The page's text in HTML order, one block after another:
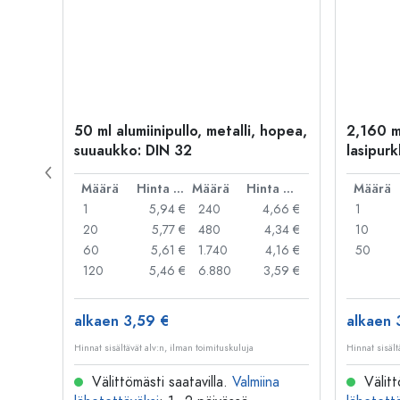
50 ml alumiinipullo, metalli, hopea,
suuaukko: DIN 32
Määrä Hinta per kpl Määrä
Hinta per kpl
1
5,94 €
20
5,77 €
60
5,61 €
120
5,46 €
240
4,66 €
480
4,34 €
1.740
4,16 €
6.880
3,59 €
alkaen 3,59 €
Hinnat sisältävät alv:n, ilman toimituskuluja
Välittömästi saatavilla. Valmiina
2,160
Määrä
1
10
50
alkaen
Hinnat